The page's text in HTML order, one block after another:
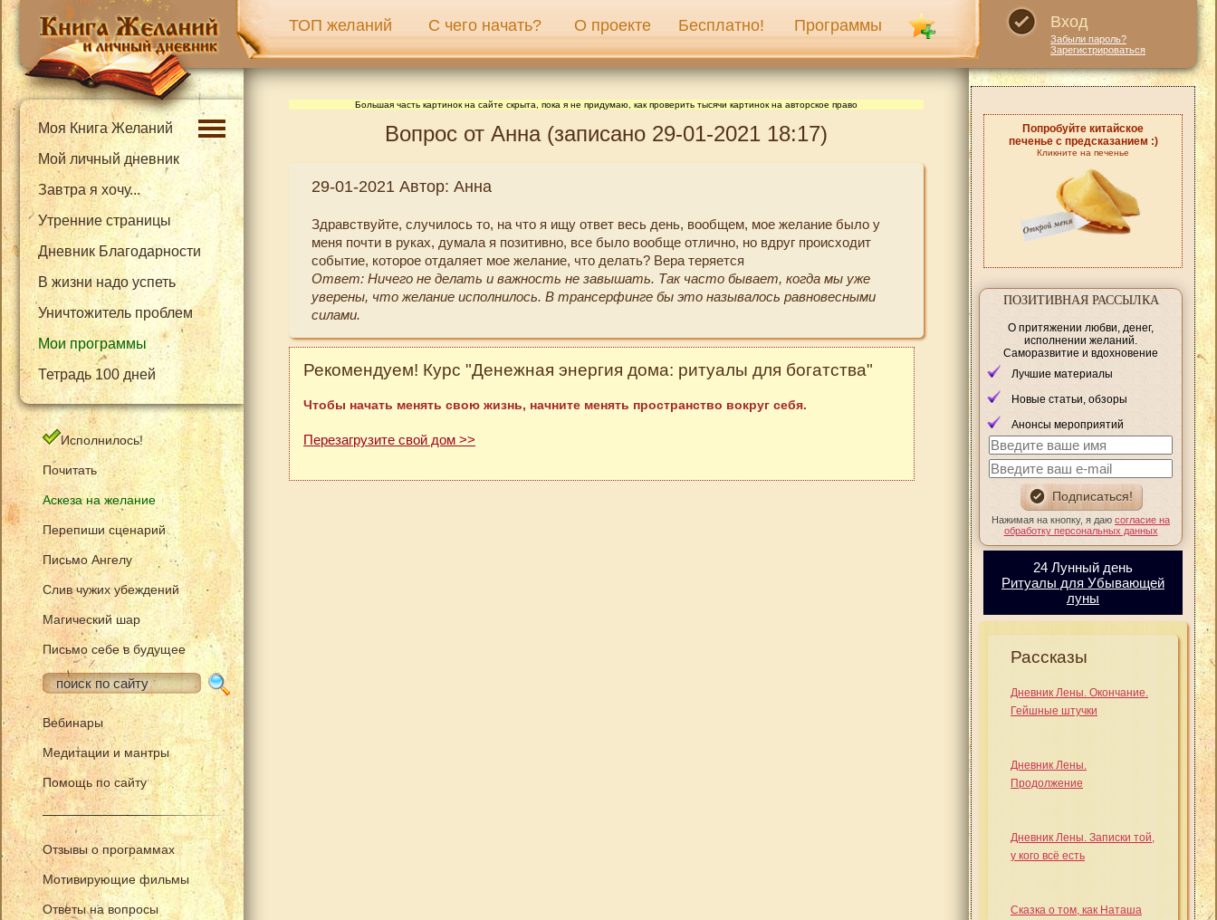
ТОП желаний С чего начать? О проекте Бесплатно! Программы Вход
Забыли пароль?
Зарегистрироваться
Моя Книга Желаний
Мой личный дневник
Завтра я хочу...
Утренние страницы
Дневник Благодарности
В жизни надо успеть
Уничтожитель проблем
Мои программы
Тетрадь 100 дней
Исполнилось!
Почитать
Аскеза на желание
Перепиши сценарий
Письмо Ангелу
Слив чужих убеждений
Магический шар
Письмо себе в будущее
Вебинары
Медитации и мантры
Помощь по сайту
Отзывы о программах
Мотивирующие фильмы
Ответы на вопросы
Большая часть картинок на сайте скрыта, пока я не придумаю, как проверить тысячи картинок на авторское право
Вопрос от Анна (записано 29-01-2021 18:17)
29-01-2021 Автор: Анна
Здравствуйте, случилось то, на что я ищу ответ весь день, вообщем, мое желание было у
меня почти в руках, думала я позитивно, все было вообще отлично, но вдруг происходит
событие, которое отдаляет мое желание, что делать? Вера теряется
Ответ: Ничего не делать и важность не завышать. Так часто бывает, когда мы уже
уверены, что желание исполнилось. В трансерфинге бы это называлось равновесными
силами.
Рекомендуем! Курс "Денежная энергия дома: ритуалы для богатства"
Чтобы начать менять свою жизнь, начните менять пространство вокруг себя.
Перезагрузите свой дом >>
Попробуйте китайское
печенье с предсказанием :)
Кликните на печенье
ПОЗИТИВНАЯ РАССЫЛКА
О притяжении любви, денег,
исполнении желаний.
Саморазвитие и вдохновение
Лучшие материалы
Новые статьи, обзоры
Анонсы мероприятий
Нажимая на кнопку, я даю согласие на
обработку персональных данных
24 Лунный день
Ритуалы для Убывающей
луны
Рассказы
Дневник Лены. Окончание.
Гейшные штучки
Дневник Лены.
Продолжение
Дневник Лены. Записки той,
у кого всё есть
Сказка о том, как Наташа